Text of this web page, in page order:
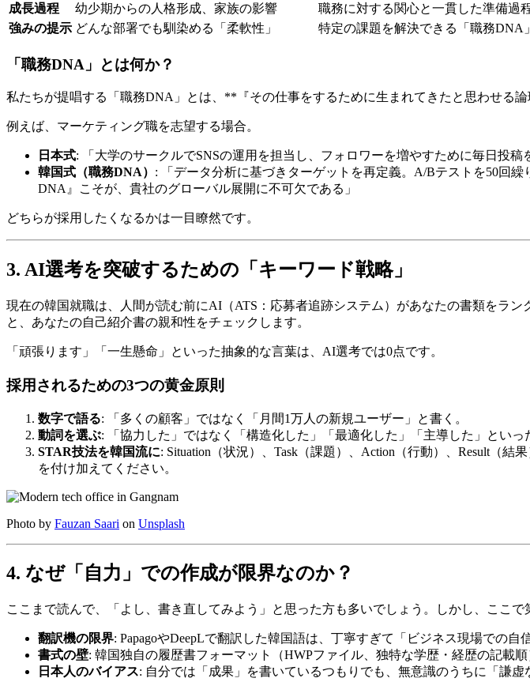
成長過程
幼少期からの人格形成、家族の影響
職務に対する関心と一貫した準備過
強みの提示 どんな部署でも馴染める「柔軟性」 特定の課題を解決できる「職務DNA」
「職務DNA」とは何か？
私たちが提唱する「職務DNA」とは、**『その仕事をするために生まれてきたと思わせる論
例えば、マーケティング職を志望する場合。
日本式: 「大学のサークルでSNSの運用を担当し、フォロワーを増やすために毎日投稿
韓国式（職務DNA） : 「データ分析に基づきターゲットを再定義。A/Bテストを50回
DNA』こそが、貴社のグローバル展開に不可欠である」
どちらが採用したくなるかは一目瞭然です。
3. AI選考を突破するための「キーワード戦略」
現在の韓国就職は、人間が読む前にAI（ATS：応募者追跡システム）があなたの書類をラ
と、あなたの自己紹介書の親和性をチェックします。
「頑張ります」「一生懸命」といった抽象的な言葉は、AI選考では0点です。
採用されるための3つの黄金原則
数字で語る: 「多くの顧客」ではなく「月間1万人の新規ユーザー」と書く。
動詞を選ぶ: 「協力した」ではなく「構造化した」「最適化した」「主導した」といっ
STAR技法を韓国流に: Situation（状況）、Task（課題）、Action（行動）、Result（
を付け加えてください。
Photo by Fauzan Saari on Unsplash
4. なぜ「自力」での作成が限界なのか？
ここまで読んで、「よし、書き直してみよう」と思った方も多いでしょう。しかし、ここ
翻訳機の限界: PapagoやDeepLで翻訳した韓国語は、丁寧すぎて「ビジネス現場での
書式の壁: 韓国独自の履歴書フォーマット（HWPファイル、独特な学歴・経歴の記載
日本人のバイアス: 自分では「成果」を書いているつもりでも、無意識のうちに「謙